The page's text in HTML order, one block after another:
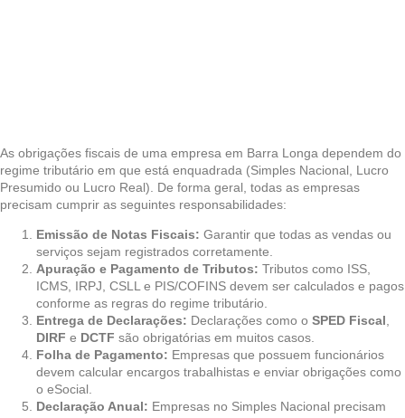
As obrigações fiscais de uma empresa em Barra Longa dependem do
regime tributário em que está enquadrada (Simples Nacional, Lucro
Presumido ou Lucro Real). De forma geral, todas as empresas
precisam cumprir as seguintes responsabilidades:
Emissão de Notas Fiscais: Garantir que todas as vendas ou
serviços sejam registrados corretamente.
Apuração e Pagamento de Tributos: Tributos como ISS,
ICMS, IRPJ, CSLL e PIS/COFINS devem ser calculados e pagos
conforme as regras do regime tributário.
Entrega de Declarações: Declarações como o SPED Fiscal
DIRF e DCTF são obrigatórias em muitos casos.
Folha de Pagamento: Empresas que possuem funcionários
devem calcular encargos trabalhistas e enviar obrigações como
o eSocial.
Declaração Anual: Empresas no Simples Nacional precisam